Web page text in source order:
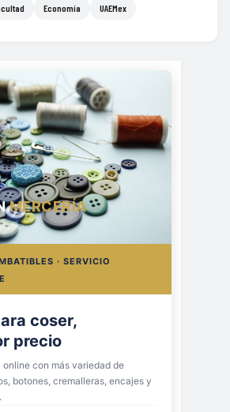
Economía UAEMex
MERCERÍA
· SERVICIO
coser,
precio
online con más variedad de
botones, cremalleras, encajes y